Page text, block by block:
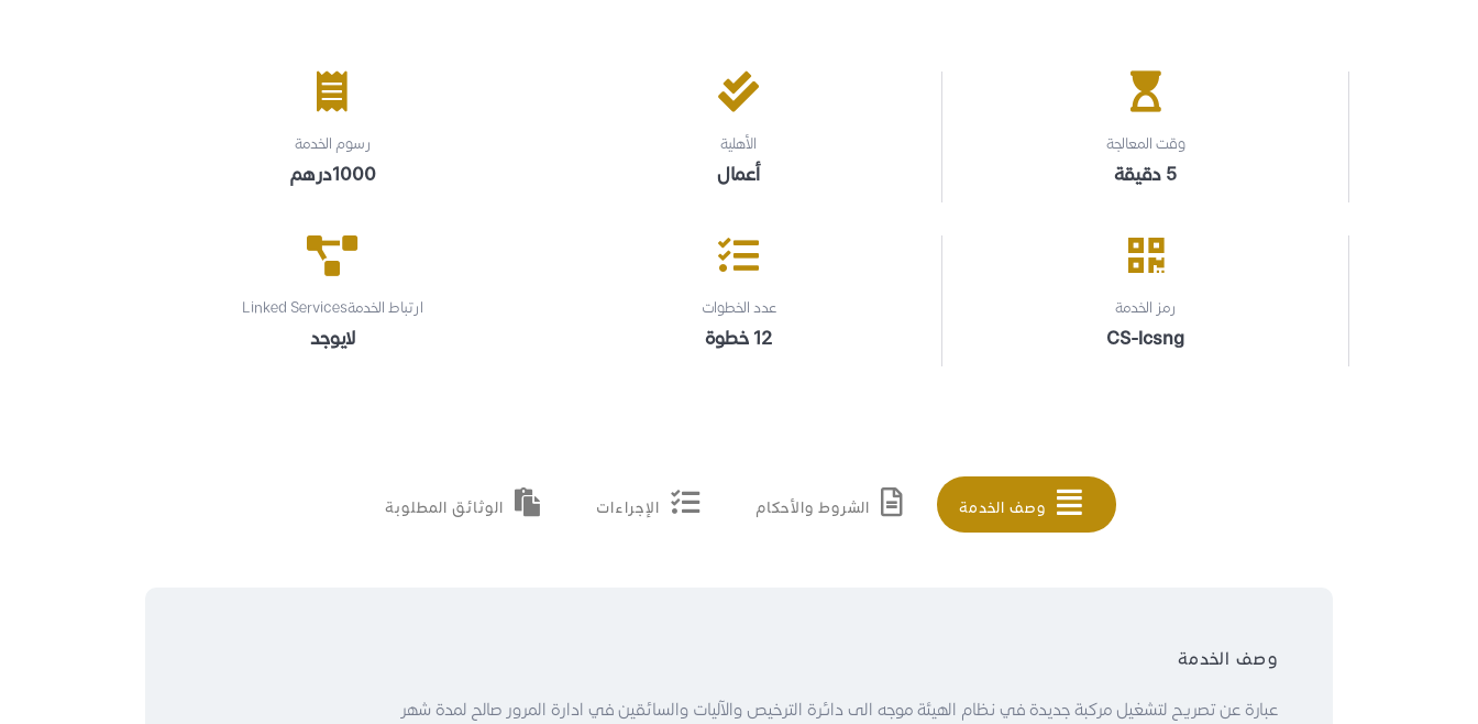
وقت المعالجة
5 دقيقة
الأهلية
أعمال
رسوم الخدمة
1000درهم
رمز الخدمة
CS-lcsng
عدد الخطوات
12 خطوة
ارتباط الخدمةLinked Services
لايوجد
وصف الخدمة الشروط والأحكام الإجراءات الوثائق المطلوبة
وصف الخدمة
عبارة عن تصريح لتشغيل مركبة جديدة في نظام الهيئة موجه الى دائرة الترخيص والآليات والسائقين في ادارة المرور صالح لمدة شهر